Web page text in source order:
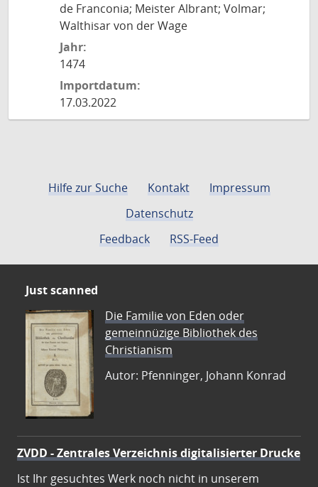
de Franconia; Meister Albrant; Volmar;
Walthisar von der Wage
Jahr:
1474
Importdatum:
17.03.2022
Hilfe zur Suche Kontakt
Impressum
Datenschutz
Feedback
RSS-Feed
Just scanned
Die Familie von Eden oder
gemeinnüzige Bibliothek des
Christianism
Autor: Pfenninger, Johann Konrad
ZVDD - Zentrales Verzeichnis digitalisierter Drucke
Ist Ihr gesuchtes Werk noch nicht in unserem